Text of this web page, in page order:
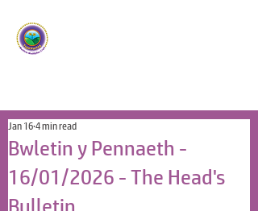
Bwletin y Pennaeth -
16/01/2026 - The Head's
Jan 164 min read